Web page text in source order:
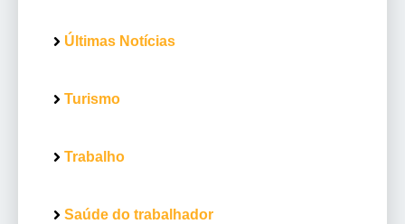
Últimas Notícias
Turismo
Trabalho
Saúde do trabalhador